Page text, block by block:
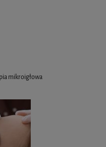
mikroigłowa